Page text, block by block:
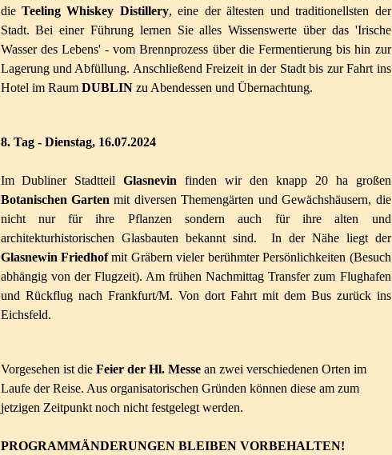
die Teeling Whiskey Distillery, eine der ältesten und traditionellsten der
Stadt. Bei einer Führung lernen Sie alles Wissenswerte über das 'Irische
Wasser des Lebens' - vom Brennprozess über die Fermentierung bis hin zur
Lagerung und Abfüllung. Anschließend Freizeit in der Stadt bis zur Fahrt ins
Hotel im Raum DUBLIN zu Abendessen und Übernachtung.
8. Tag - Dienstag, 16.07.2024
Im Dubliner StadtteilGlasnevin finden wir den knapp 20 ha großen
Botanischen Garten mit diversen Themengärten und Gewächshäusern, die
nicht nur für ihre Pflanzen sondern auch für ihre alten und
architekturhistorischen Glasbauten bekannt sind. In der Nähe liegt der
Glasnewin Friedhofmit Gräbern vieler berühmter Persönlichkeiten (Besuch
abhängig von der Flugzeit). Am frühen Nachmittag Transfer zum Flughafen
und Rückflug nach Frankfurt/M. Von dort Fahrt mit dem Bus zurück ins
Eichsfeld.
Vorgesehen ist die Feier der Hl. Messean zwei verschiedenen Orten im
Laufe der Reise. Aus organisatorischen Gründen können diese am zum
jetzigen Zeitpunkt noch nicht festgelegt werden.
PROGRAMMÄNDERUNGEN BLEIBEN VORBEHALTEN!